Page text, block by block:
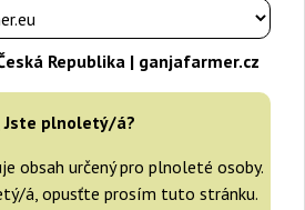
Republika | ganjafarmer.cz
Jste plnoletý/á?
obsah určený pro plnoleté osoby.
á, opusťte prosím tuto stránku.